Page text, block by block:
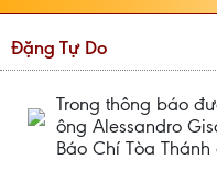
Đặng Tự Do
Trong thông báo
ông Alessandro
Báo Chí Tòa Thánh